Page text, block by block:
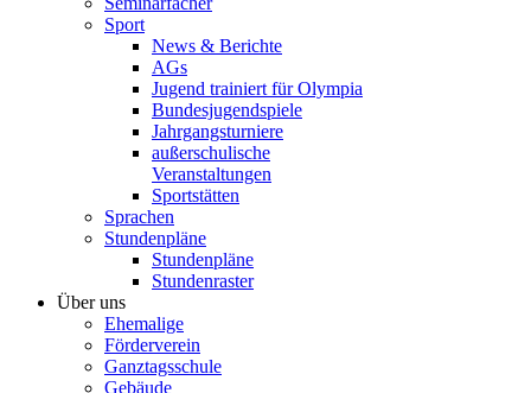
Sport
News & Berichte
AGs
Jugend trainiert für Olympia
Bundesjugendspiele
Jahrgangsturniere
außerschulische
Veranstaltungen
Sportstätten
Sprachen
Stundenpläne
Stundenpläne
Stundenraster
Über uns
Ehemalige
Förderverein
Ganztagsschule
Gebäude